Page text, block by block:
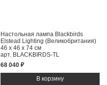
Настольная лампа Blackbirds
Elstead Lighting (Великобритания)
46 x 46 x 74 см
арт. BLACKBIRDS-TL
68 040 ₽